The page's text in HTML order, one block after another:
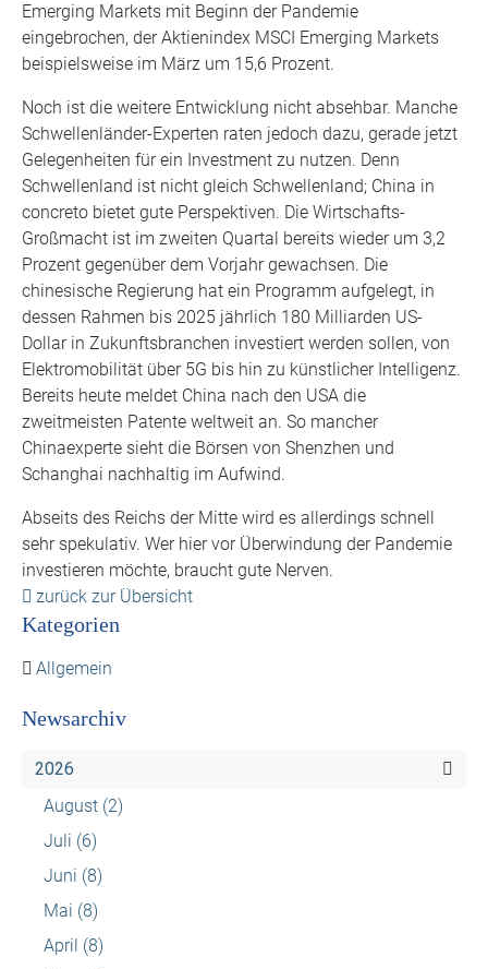
Emerging Markets mit Beginn der Pandemie
eingebrochen, der Aktienindex MSCI Emerging Markets
beispielsweise im März um 15,6 Prozent.
Noch ist die weitere Entwicklung nicht absehbar. Manche
Schwellenländer-Experten raten jedoch dazu, gerade jetzt
Gelegenheiten für ein Investment zu nutzen. Denn
Schwellenland ist nicht gleich Schwellenland; China in
concreto bietet gute Perspektiven. Die Wirtschafts-
Großmacht ist im zweiten Quartal bereits wieder um 3,2
Prozent gegenüber dem Vorjahr gewachsen. Die
chinesische Regierung hat ein Programm aufgelegt, in
dessen Rahmen bis 2025 jährlich 180 Milliarden US-
Dollar in Zukunftsbranchen investiert werden sollen, von
Elektromobilität über 5G bis hin zu künstlicher Intelligenz.
Bereits heute meldet China nach den USA die
zweitmeisten Patente weltweit an. So mancher
Chinaexperte sieht die Börsen von Shenzhen und
Schanghai nachhaltig im Aufwind.
Abseits des Reichs der Mitte wird es allerdings schnell
sehr spekulativ. Wer hier vor Überwindung der Pandemie
investieren möchte, braucht gute Nerven.
zurück zur Übersicht
Kategorien
Allgemein
Newsarchiv
2026
August (2)
Juli (6)
Juni (8)
Mai (8)
April (8)